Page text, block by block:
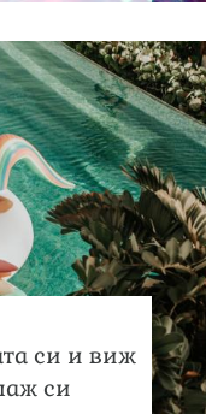
си и виж
си